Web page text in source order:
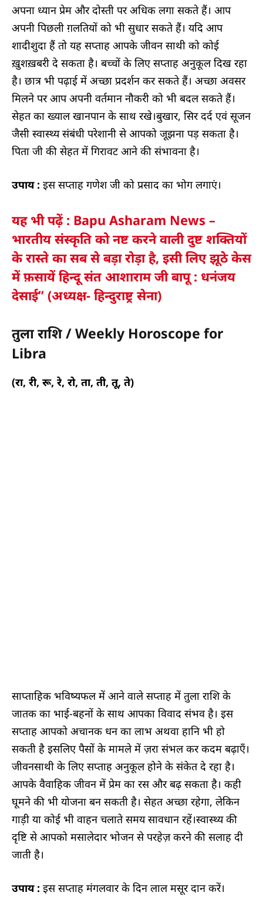
अपना ध्यान प्रेम और दोस्ती पर अधिक लगा सकते हैं। आप
अपनी पिछली ग़लतियों को भी सुधार सकते हैं। यदि आप
शादीशुदा हैं तो यह सप्ताह आपके जीवन साथी को कोई
ख़ुशख़बरी दे सकता है। बच्चों के लिए सप्ताह अनुकूल दिख रहा
है। छात्र भी पढ़ाई में अच्छा प्रदर्शन कर सकते हैं। अच्छा अवसर
मिलने पर आप अपनी वर्तमान नौकरी को भी बदल सकते हैं।
सेहत का ख्याल खानपान के साथ रखे।बुखार, सिर दर्द एवं सूजन
जैसी स्वास्थ्य संबंधी परेशानी से आपको जूझना पड़ सकता है।
पिता जी की सेहत में गिरावट आने की संभावना है।
उपाय : इस सप्ताह गणेश जी को प्रसाद का भोग लगाएं।
यह भी पढ़ें : Bapu Asharam News –
भारतीय संस्कृति को नष्ट करने वाली दुष्ट शक्तियों
के रास्ते का सब से बड़ा रोड़ा है, इसी लिए झूठे केस
में फ़सायें हिन्दू संत आशाराम जी बापू : धनंजय
देसाई” (अध्यक्ष- हिन्दुराष्ट्र सेना)
तुला राशि / Weekly Horoscope for
Libra
(रा, री, रू, रे, रो, ता, ती, तू, ते)
साप्ताहिक भविष्यफल में आने वाले सप्ताह में तुला राशि के
जातक का भाई-बहनों के साथ आपका विवाद संभव है। इस
सप्ताह आपको अचानक धन का लाभ अथवा हानि भी हो
सकती है इसलिए पैसों के मामले में ज़रा संभल कर कदम बढ़ाएँ।
जीवनसाथी के लिए सप्ताह अनुकूल होने के संकेत दे रहा है।
आपके वैवाहिक जीवन में प्रेम का रस और बढ़ सकता है। कही
घूमने की भी योजना बन सकती है। सेहत अच्छा रहेगा, लेकिन
गाड़ी या कोई भी वाहन चलाते समय सावधान रहें।स्वास्थ्य की
दृष्टि से आपको मसालेदार भोजन से परहेज़ करने की सलाह दी
जाती है।
उपाय : इस सप्ताह मंगलवार के दिन लाल मसूर दान करें।